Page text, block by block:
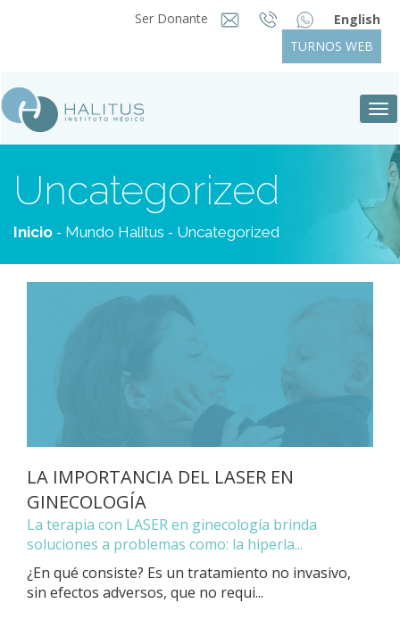
Ser Donante
English
TURNOS WEB
Uncategorized
Inicio - Mundo Halitus - Uncategorized
LA IMPORTANCIA DEL LASER EN
GINECOLOGÍA
La terapia con LASER en ginecología brinda
soluciones a problemas como: la hiperla...
¿En qué consiste? Es un tratamiento no invasivo,
sin efectos adversos, que no requi...